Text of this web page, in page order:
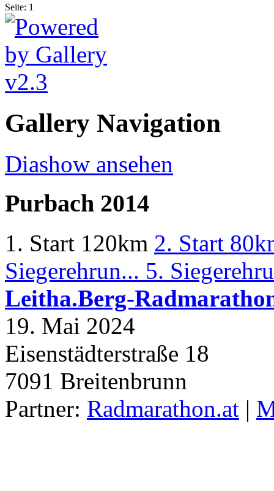
Seite: 1
Gallery Navigation
Diashow ansehen
Purbach 2014
1. Start 120km 2. Start
Siegerehrun... 5.
Leitha.Berg-
19. Mai 2024
Eisenstädterstraße 18
7091 Breitenbrunn
Partner: Radmarathon.at |